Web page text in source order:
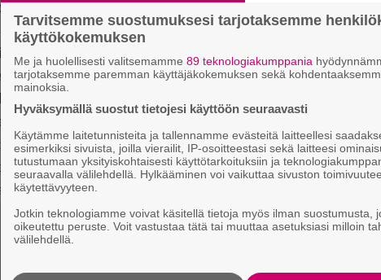
Rotten” Lydon on samaan aikaan avannut
Daysta.
He eivät ole ansainneet paikkaa punk-musiikin
Dayn kaltaiset tyypit eivät ole joutuneet sietämään
mitä me aikanamme saimme osaksemme”,
Timesin
yhtyeensä Sex Pistols käynnisti brittipunkin
jälkeen. Green Dayn musiikki pohjaa pitkälti
Lydon leimaa moisen imitoinniksi.
Tarvitsemme suostumuksesi tarjotaksemme
käyttökokemuksen
Me ja huolellisesti valitsemamme 89 teknologiakumppania
tarjotaksemme paremman käyttäjäkokemuksen sekä
mainoksia.
Hyväksymällä suostut tietojesi käyttöön seuraavasti
Käytämme laitetunnisteita ja tallennamme evästeitä laitteellesi
esimerkiksi sivuista, joilla vierailit, IP-osoitteestasi sekä laitteesi
tutustumaan yksityiskohtaisesti käyttötarkoituksiin ja
seuraavalla välilehdellä. Hylkääminen voi vaikuttaa sivuston
käytettävyyteen.
Jotkin teknologiamme voivat käsitellä tietoja myös ilman suostumusta,
oikeutettu peruste. Voit vastustaa tätä tai muuttaa asetuksiasi milloin
välilehdellä.